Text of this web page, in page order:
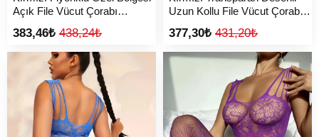
Açık File Vücut Çorabı
383,46₺ 438,24₺
Uzun Kollu File Vücut Çorabı
377,30₺ 431,20₺